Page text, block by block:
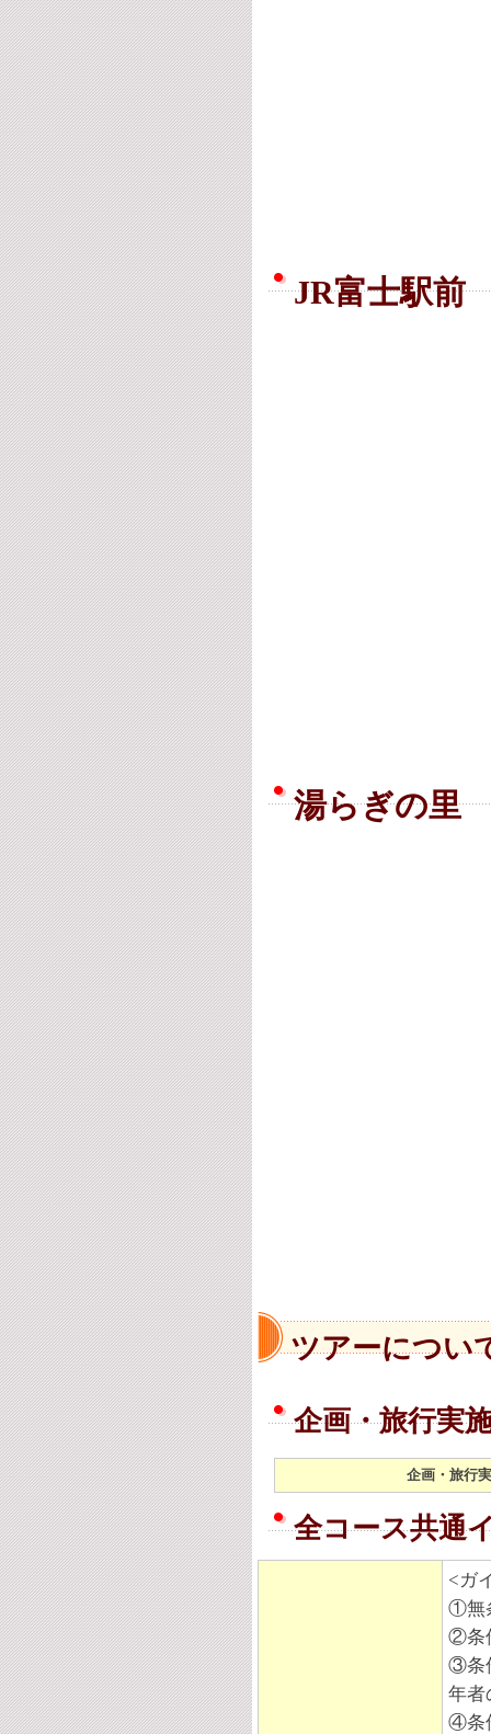
JR富士駅前
湯らぎの里
ツアーについ
企画・旅行実
企画・旅行
全コース共通
<ガ
①無
②条
③条
年者
④条